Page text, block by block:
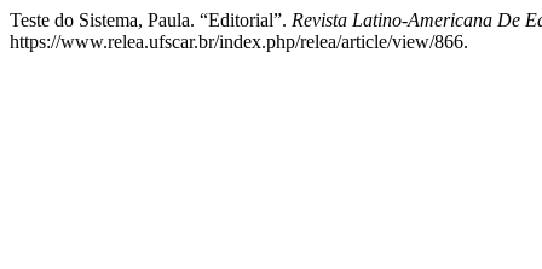
Teste do Sistema, Paula. “Editorial”. Revista Latino-Americana De
https://www.relea.ufscar.br/index.php/relea/article/view/866.